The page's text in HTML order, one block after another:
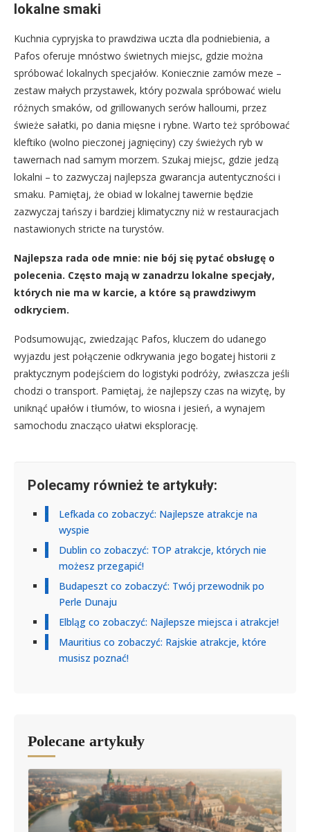
lokalne smaki
Kuchnia cypryjska to prawdziwa uczta dla podniebienia, a
Pafos oferuje mnóstwo świetnych miejsc, gdzie można
spróbować lokalnych specjałów. Koniecznie zamów meze –
zestaw małych przystawek, który pozwala spróbować wielu
różnych smaków, od grillowanych serów halloumi, przez
świeże sałatki, po dania mięsne i rybne. Warto też spróbować
kleftiko (wolno pieczonej jagnięciny) czy świeżych ryb w
tawernach nad samym morzem. Szukaj miejsc, gdzie jedzą
lokalni – to zazwyczaj najlepsza gwarancja autentyczności i
smaku. Pamiętaj, że obiad w lokalnej tawernie będzie
zazwyczaj tańszy i bardziej klimatyczny niż w restauracjach
nastawionych stricte na turystów.
Najlepsza rada ode mnie: nie bój się pytać obsługę o
polecenia. Często mają w zanadrzu lokalne specjały,
których nie ma w karcie, a które są prawdziwym
odkryciem.
Podsumowując, zwiedzając Pafos, kluczem do udanego
wyjazdu jest połączenie odkrywania jego bogatej historii z
praktycznym podejściem do logistyki podróży, zwłaszcza jeśli
chodzi o transport. Pamiętaj, że najlepszy czas na wizytę, by
uniknąć upałów i tłumów, to wiosna i jesień, a wynajem
samochodu znacząco ułatwi eksplorację.
Polecamy również te artykuły:
Lefkada co zobaczyć: Najlepsze atrakcje na
wyspie
Dublin co zobaczyć: TOP atrakcje, których nie
możesz przegapić!
Budapeszt co zobaczyć: Twój przewodnik po
Perle Dunaju
Elbląg co zobaczyć: Najlepsze miejsca i atrakcje!
Mauritius co zobaczyć: Rajskie atrakcje, które
musisz poznać!
Polecane artykuły